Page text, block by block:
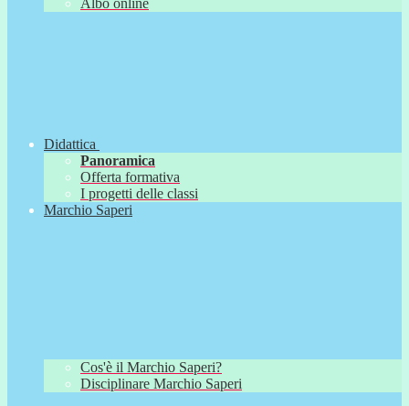
Albo online
Didattica
Panoramica
Offerta formativa
I progetti delle classi
Marchio Saperi
Cos'è il Marchio Saperi?
Disciplinare Marchio Saperi